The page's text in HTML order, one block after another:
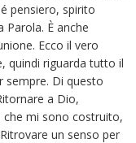
pensiero, spirito
Parola. È anche
Ecco il vero
quindi riguarda tutto il
sempre. Di questo
a Dio,
che mi sono costruito,
un senso per